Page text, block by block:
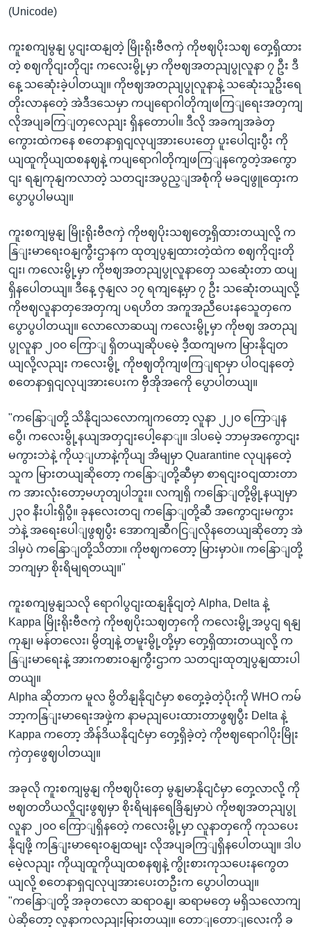
(Unicode)
ကူးစကျမွနျ ပွငျးထနျတဲ့ မြိုးရိုးဗီဇကှဲ ကိုဗဈပိုးသဈ တှေ့ရှိထား
တဲ့ စဈကိုငျးတိုငျး ကလေးမွို့မှာ ကိုဗဈအတညျပွုလူနာ ၇ ဦး ဒီ
နေ့ သဆေုံးခဲ့ပါတယျ။ ကိုဗဈအတညျပွုလူနာနဲ့ သဆေုံးသူဦးရေ
တိုးလာနတေဲ့ အဲဒီဒသေမှာ ကပျရောဂါတိုကျဖကြျရေးအတှကျ
လိုအပျခကြျတှလေညျး ရှိနတောပါ။ ဒီလို အခကျအခဲတှ
ကွေားထဲကနေ စတေနာရှငျလုပျအားပေးတှေ ပူးပေါငျးပွီး ကို
ယျထူကိုယျထစနဈနဲ့ ကပျရောဂါတိုကျဖကြျနကွေတဲ့အကွော
ငျး ရနျကုနျကလာတဲ့ သတငျးအပွည့ျအစုံကို မခငျဖွူထှေးက
ပွောပွပါမယျ။
ကူးစကျမွနျ မြိုးရိုးဗီဇကှဲ ကိုဗဈပိုးသဈတှေ့ရှိထားတယျလို့ က
နြျးမာရေးဝနျကွီးဌာနက ထုတျပွနျထားတဲ့ထဲက စဈကိုငျးတို
ငျး၊ ကလေးမွို့မှာ ကိုဗဈအတညျပွုလူနာတှေ သဆေုံးတာ ထပျ
ရှိနပေါတယျ။ ဒီနေ့ ဇှနျလ ၁၇ ရကျနေ့မှာ ၇ ဦး သဆေုံးတယျလို့
ကိုဗဈလူနာတှအေတှကျ ပရဟိတ အကူအညီပေးနသေူတှကေ
ပွောပွပါတယျ။ လောလောဆယျ ကလေးမွို့မှာ ကိုဗဈ အတညျ
ပွုလူနာ ၂၀၀ ကြောျ ရှိတယျဆိုပမေဲ့ ဒီ့ထကျမက မြားနိုငျတ
ယျလို့လညျး ကလေးမွို့ ကိုဗဈတိုကျဖကြျရာမှာ ပါဝငျနတေဲ့
စတေနာရှငျလုပျအားပေးက ဗှီအိုအကေို ပွောပါတယျ။
"ကနြောျတို့ သိနိုငျသလောကျကတော့ လူနာ ၂၂၀ ကြောျန
ပွေီ၊ ကလေးမွို့နယျအတှငျးပေါ့နောျ။ ဒါပမေဲ့ ဘာမှအကွောငျး
မကွားဘဲနဲ့ ကိုယ့ျဟာနဲ့ကိုယျ အိမျမှာ Quarantine လုပျနတေဲ့
သူက မြားတယျဆိုတော့ ကနြောျတို့ဆီမှာ စာရငျးဝငျထားတာ
က အားလုံးတော့မဟုတျပါဘူး။ လကျရှိ ကနြောျတို့မွို့နယျမှာ
၂၃၀ နီးပါးရှိပွီ။ ခုနလေးတငျ ကနြောျတို့ဆီ အကွောငျးမကွား
ဘဲနဲ့ အရေးပေါျဖွဈပွီး အောကျဆီဂငြျလိုနတေယျဆိုတော့ အဲ
ဒါမှပဲ ကနြောျတို့သိတာ။ ကိုဗဈကတော့ မြားမှာပဲ။ ကနြောျတို့
ဘကျမှာ စိုးရိမျရတယျ။"
ကူးစကျမွနျသလို ရောဂါပွငျးထနျနိုငျတဲ့ Alpha, Delta နဲ့
Kappa မြိုးရိုးဗီဇကှဲ ကိုဗဈပိုးသဈတှကေို ကလေးမွို့အပွငျ ရနျ
ကုနျ၊ မန်တလေး၊ မွိတျနဲ့ တမူးမွို့တို့မှာ တှေ့ရှိထားတယျလို့ က
နြျးမာရေးနဲ့ အားကစားဝနျကွီးဌာက သတငျးထုတျပွနျထားပါ
တယျ။
Alpha ဆိုတာက မူလ ဗွိတိနျနိုငျငံမှာ စတှေ့ခဲ့တဲ့ပိုးကို WHO ကမ်
ဘာ့ကနြျးမာရေးအဖှဲ့က နာမညျပေးထားတာဖွဈပွီး Delta နဲ့
Kappa ကတော့ အိန်ဒိယနိုငျငံမှာ တှေ့ရှိခဲ့တဲ့ ကိုဗဈရောဂါပိုးမြိုး
ကှဲတှဖွေဈပါတယျ။
အခုလို ကူးစကျမွနျ ကိုဗဈပိုးတှေ မွနျမာနိုငျငံမှာ တှေ့လာလို့ ကို
ဗဈတတိယလှိုငျးဖွဈမှာ စိုးရိမျနရေခြိနျမှာပဲ ကိုဗဈအတညျပွု
လူနာ ၂၀၀ ကြောျရှိနတေဲ့ ကလေးမွို့မှာ လူနာတှကေို ကုသပေး
နိုငျဖို့ ကနြျးမာရေးဝနျထမျး လိုအပျခကြျရှိနပေါတယျ။ ဒါပ
မေဲ့လညျး ကိုယျထူကိုယျထစနဈနဲ့ ကွိုးစားကုသပေးနကွေတ
ယျလို့ စတေနာရှငျလုပျအားပေးတဦးက ပွောပါတယျ။
"ကနြောျတို့ အခုတလော ဆရာဝနျ၊ ဆရာမတှေ မရှိသလောကျ
ပဲဆိုတော့ လူနာကလညျးမြားတယျ။ တောျတောျလေးကို ခ